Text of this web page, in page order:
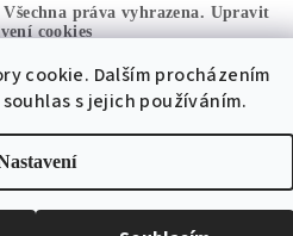
cookie. Dalším procházením
s jejich používáním.
Všechna práva vyhrazena. Upravit
cookies
Shoptet